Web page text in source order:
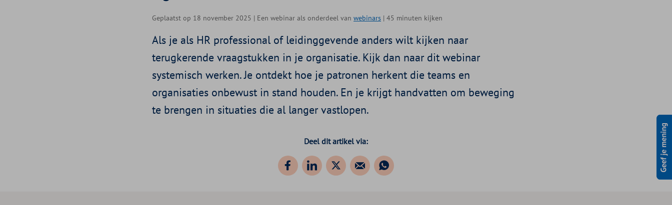
Geplaatst op 18 november 2025 | Een webinar als onderdeel van webinars | 45 minuten kijken
Als je als HR professional of leidinggevende anders wilt kijken naar
terugkerende vraagstukken in je organisatie. Kijk dan naar dit webinar
systemisch werken. Je ontdekt hoe je patronen herkent die teams en
organisaties onbewust in stand houden. En je krijgt handvatten om beweging
te brengen in situaties die al langer vastlopen.
Deel dit artikel via: